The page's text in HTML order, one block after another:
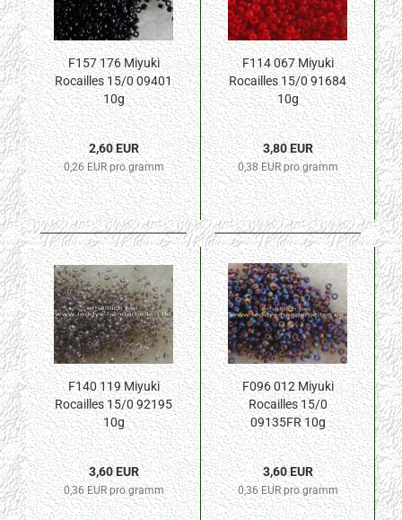
F157 176 Miyuki
Rocailles 15/0 09401
10g
2,60 EUR
0,26 EUR pro gramm
F114 067 Miyuki
Rocailles 15/0 91684
10g
3,80 EUR
0,38 EUR pro gramm
F140 119 Miyuki
Rocailles 15/0 92195
10g
3,60 EUR
0,36 EUR pro gramm
F096 012 Miyuki
Rocailles 15/0
09135FR 10g
3,60 EUR
0,36 EUR pro gramm